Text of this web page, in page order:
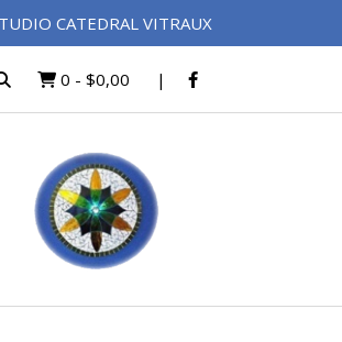
CATEDRAL VITRAUX
0 - $0,00